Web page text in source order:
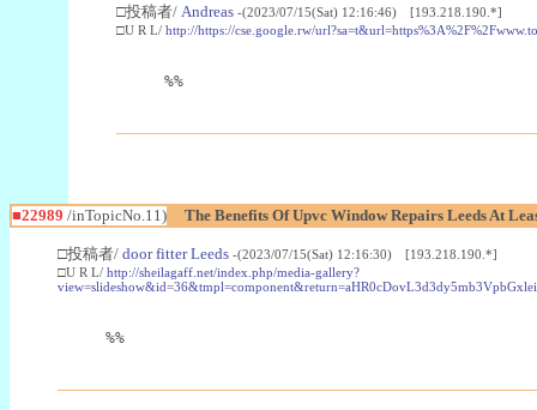
□投稿者/ Andreas -(2023/07/15(Sat) 12:16:46) [193.218.190.*]
□U R L/ http://https://cse.google.rw/
%%
■22989 /inTopicNo.11) The Benefits Of Upvc Window Repairs Leeds At
□投稿者/ door fitter Leeds -(2023/07/15(Sat) 12:16:30) [193.218.190.*]
□U R L/ http://sheilagaff.net/index.php/media-gallery?
%%